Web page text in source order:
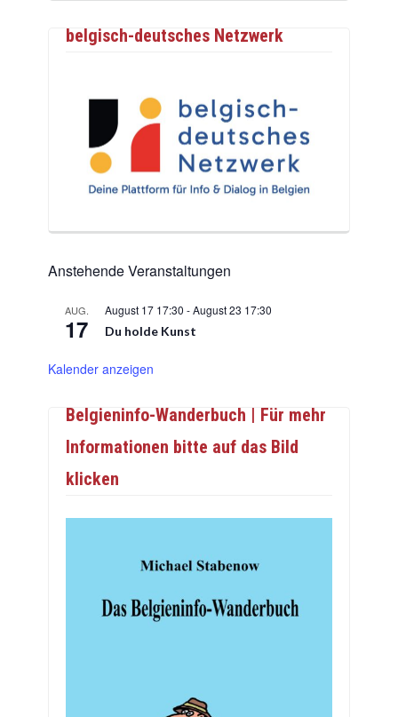
belgisch-deutsches Netzwerk
Anstehende Veranstaltungen
AUG.
17
August 17 17:30 -August 23 17:30
Du holde Kunst
Kalender anzeigen
Belgieninfo-Wanderbuch | Für mehr
Informationen bitte auf das Bild
klicken